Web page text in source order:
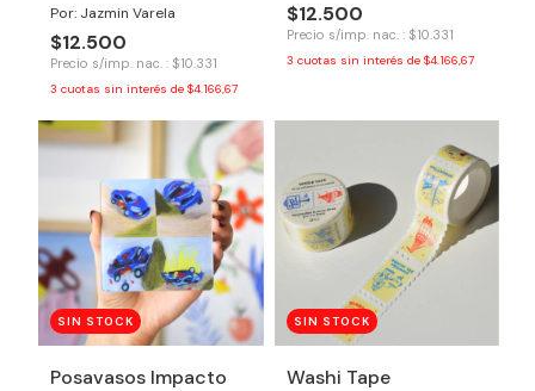
Por: Jazmin Varela
$12.500
Precio s/imp. nac. : $10.331
3 cuotas sin interés de $4.166,67
$12.500
Precio s/imp. nac. : $10.331
3 cuotas sin interés de $4.166,67
SIN STOCK
Posavasos Impacto
SIN STOCK
Washi Tape